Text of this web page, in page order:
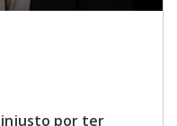
injusto por ter